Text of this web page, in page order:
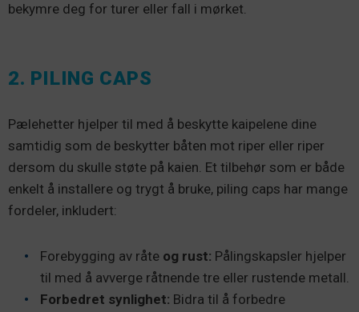
bekymre deg for turer eller fall i mørket.
2. PILING CAPS
Pælehetter hjelper til med å beskytte kaipelene dine
samtidig som de beskytter båten mot riper eller riper
dersom du skulle støte på kaien. Et tilbehør som er både
enkelt å installere og trygt å bruke, piling caps har mange
fordeler, inkludert:
Forebygging av råte og rust: Pålingskapsler hjelper
til med å avverge råtnende tre eller rustende metall.
Forbedret synlighet: Bidra til å forbedre